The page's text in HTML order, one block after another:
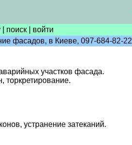
поиск войти
фасадов, в Киеве, 097-684-82-22
участков фасада.
торкретирование.
устранение затеканий.